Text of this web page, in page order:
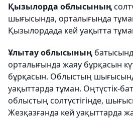
Қызылорда облысының
шығысында, орталығында
Қызылордада кей уақытта
Ұлытау облысының
орталығында жаяу бұрқасын
бұрқасын. Облыстың
уақыттарда тұман. Оңтүстік-
облыстың солтүстігінде,
Жезқазғанда кей уақыттарда